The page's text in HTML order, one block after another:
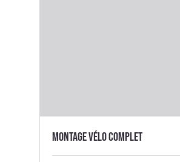
Montage vélo complet